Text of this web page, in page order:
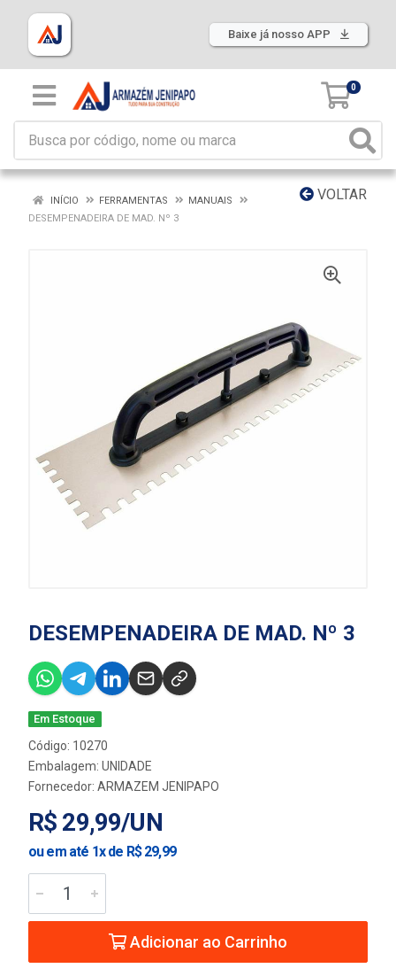
Baixe já nosso APP
0
VOLTAR
INÍCIO FERRAMENTAS
MANUAIS
DESEMPENADEIRA DE MAD. Nº 3
DESEMPENADEIRA DE MAD. Nº 3
Em Estoque
Código: 10270
Embalagem: UNIDADE
Fornecedor: ARMAZEM JENIPAPO
R$ 29,99/UN
ou em até 1x de R$ 29,99
Adicionar ao Carrinho